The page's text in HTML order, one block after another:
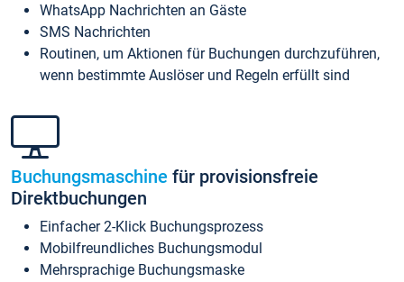
WhatsApp Nachrichten an Gäste
SMS Nachrichten
Routinen, um Aktionen für Buchungen durchzuführen,
wenn bestimmte Auslöser und Regeln erfüllt sind
Buchungsmaschine für provisionsfreie
Direktbuchungen
Einfacher 2-Klick Buchungsprozess
Mobilfreundliches Buchungsmodul
Mehrsprachige Buchungsmaske